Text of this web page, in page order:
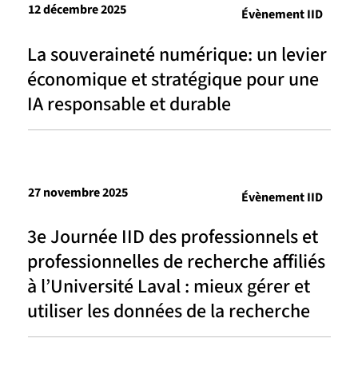
La souveraineté numérique: un levier
économique et stratégique pour une
IA responsable et durable
12 décembre 2025 Évènement IID
3e Journée IID des professionnels et
professionnelles de recherche affiliés
à l’Université Laval : mieux gérer et
utiliser les données de la recherche
27 novembre 2025 Évènement IID